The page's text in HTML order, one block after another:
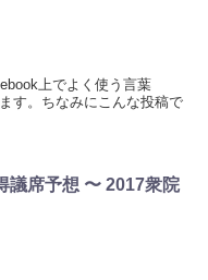
上でよく使う言葉
す。ちなみにこんな投稿で
議席予想 〜 2017衆院